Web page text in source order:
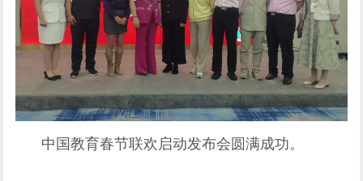
中国教育春节联欢启动发布会圆满成功。